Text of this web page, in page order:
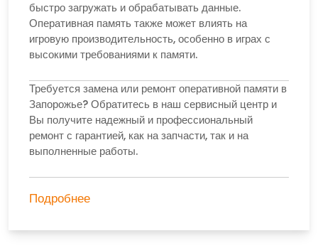
быстро загружать и обрабатывать данные.
Оперативная память также может влиять на
игровую производительность, особенно в играх с
высокими требованиями к памяти.
Требуется замена или ремонт оперативной памяти в
Запорожье? Обратитесь в наш сервисный центр и
Вы получите надежный и профессиональный
ремонт с гарантией, как на запчасти, так и на
выполненные работы.
Подробнее